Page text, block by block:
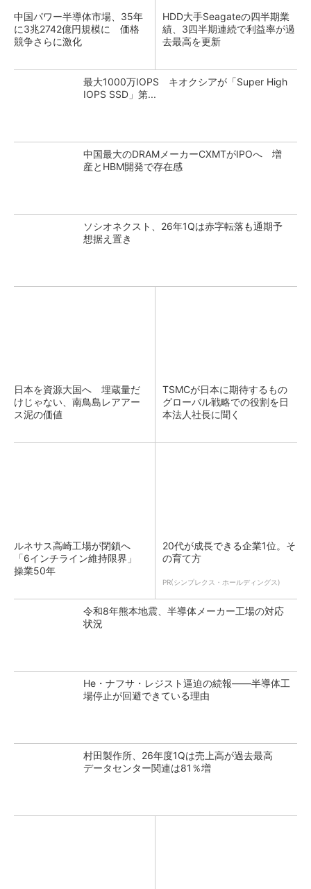
中国パワー半導体市場、35年
に3兆2742億円規模に 価格
競争さらに激化
HDD大手Seagateの四半期業
績、3四半期連続で利益率が過
去最高を更新
最大1000万IOPS キオクシアが「Super High
IOPS SSD」第...
中国最大のDRAMメーカーCXMTがIPOへ 増
産とHBM開発で存在感
ソシオネクスト、26年1Qは赤字転落も通期予
想据え置き
日本を資源大国へ 埋蔵量だ
けじゃない、南鳥島レアアー
ス泥の価値
TSMCが日本に期待するもの
グローバル戦略での役割を日
本法人社長に聞く
ルネサス高崎工場が閉鎖へ
「6インチライン維持限界」
操業50年
20代が成長できる企業1位。そ
の育て方
PR(シンプレクス・ホールディングス)
令和8年熊本地震、半導体メーカー工場の対応
状況
He・ナフサ・レジスト逼迫の続報――半導体工
場停止が回避できている理由
村田製作所、26年度1Qは売上高が過去最高
データセンター関連は81％増